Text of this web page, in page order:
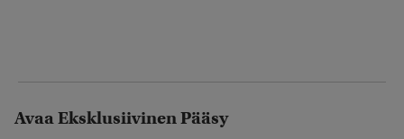
Avaa Eksklusiivinen Pääsy